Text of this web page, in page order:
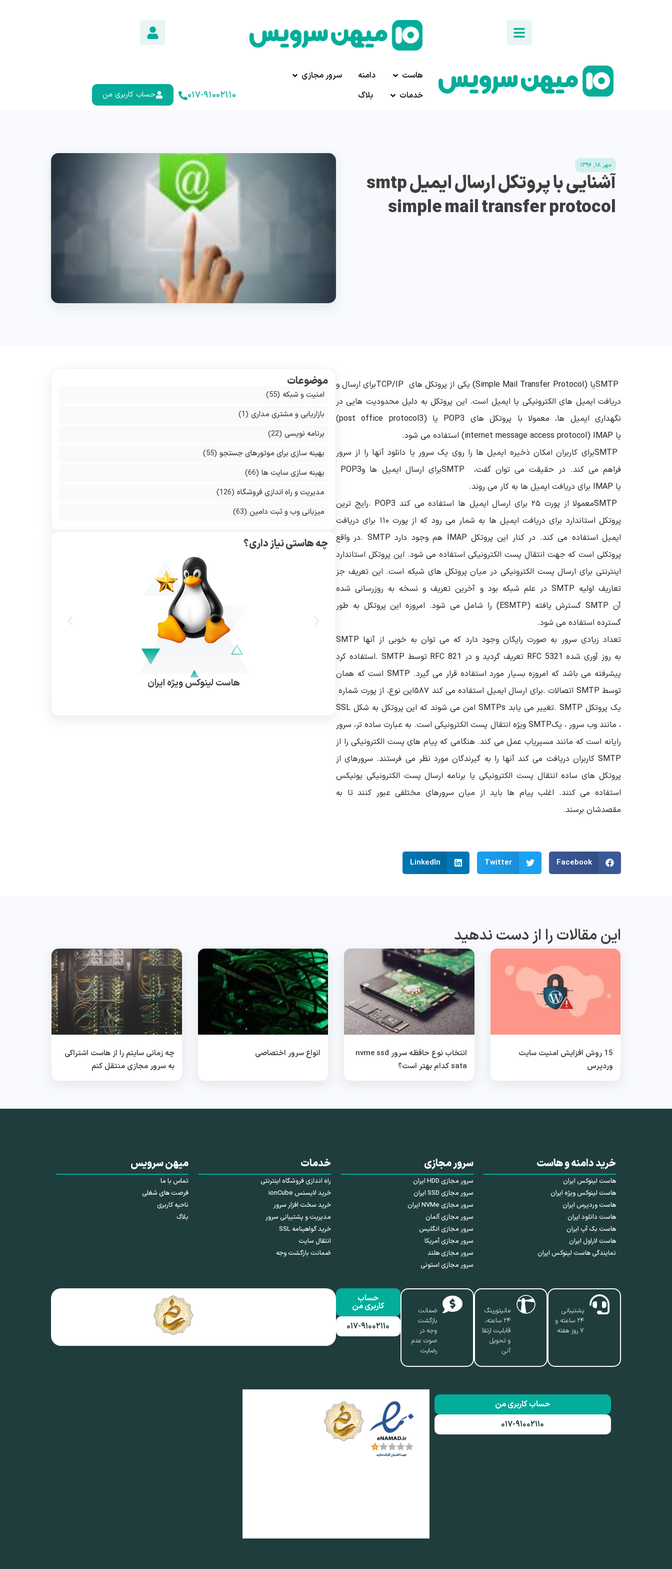
هاست دامنه
سرور مجازی
خدمات
بلاگ ۰۱۷-۹۱۰۰۲۱۱۰ حساب کاربری من
مهر ۱۸, ۱۳۹۶
آشنایی با پروتکل ارسال ایمیل smtp
simple mail transfer protocol
SMTPیا (Simple Mail Transfer Protocol) یکی از پروتکل های TCP/IPبرای ارسال و
دریافت ایمیل های الکترونیکی یا ایمیل است. این پروتکل به دلیل محدودیت هایی در
نگهداری ایمیل ها، معمولا با پروتکل های POP3 یا(post office protocol3)
یا (internet message access protocol) IMAP استفاده می شود.
SMTPبرای کاربران امکان ذخیره ایمیل ها را روی یک سرور یا دانلود آنها را از سرور
فراهم می کند. در حقیقت می توان گفت،
SMTPبرای ارسال ایمیل ها وPOP3
یا IMAP برای دریافت ایمیل ها به کار می روند.
SMTPمعمولا از پورت ۲۵ برای ارسال ایمیل ها استفاده می کند . POP3رایج ترین
پروتکل استاندارد برای دریافت ایمیل ها به شمار می رود که از پورت ۱۱۰ برای دریافت
ایمیل استفاده می کند. در کنار این پروتکلIMAP هم وجود دارد. SMTPدر واقع
پروتکلی است که جهت انتقال پست الکترونیکی استفاده می شود. این پروتکل استاندارد
اینترنتی برای ارسال پست الکترونیکی در میان پروتکل های شبکه است. این تعریف جز
تعاریف اولیه SMTP در علم شبکه بود و آخرین تعریف و نسخه به روزرسانی شده
آنSMTP گسترش یافته (ESMTP) را شامل می شود. امروزه این پروتکل به طور
گسترده استفاده می شود.
تعداد زیادی سرور به صورت رایگان وجود دارد که می توان به خوبی از آنها
استفاده کرد. SMTP توسطRFC 821 تعریف گردید و درRFC 5321به روز آوری شده
است که همان SMTP پیشرفته می باشد که امروزه بسیار مورد استفاده قرار می گیرد.
این نوع، از پورت شماره۵۸۷ برای ارسال ایمیل استفاده می کند.اتصالات SMTPتوسط
SSL امن می شوند که این پروتکل به شکل SMTPs تغییر می یابد. SMTPیک پروتکل
ویژه انتقال پست الکترونیکی است. به عبارت ساده تر، سرورSMTP، مانند وب سرور ، یک
رایانه است که مانند مسیریاب عمل می کند. هنگامی که پیام های پست الکترونیکی را از
کاربران دریافت می کند آنها را به گیرندگان مورد نظر می فرستند. سرورهایSMTP
از
پروتکل های ساده انتقال پست الکترونیکی یا برنامه ارسال پست الکترونیکی یونیکس
استفاده می کنند. اغلب پیام ها باید از میان سرورهای مختلفی عبور کنند تا به
مقصدشان برسند.
Facebook
Twitter
LinkedIn
موضوعات
امنیت و شبکه (55)
بازاریابی و مشتری مداری (1)
برنامه نویسی (22)
بهینه سازی برای موتورهای جستجو (55)
بهینه سازی سایت ها (66)
مدیریت و راه اندازی فروشگاه (126)
میزبانی وب و ثبت دامین (63)
چه هاستی نیاز داری؟
هاست لینوکس ویژه ایران
این مقالات را از دست ندهید
15 روش افزایش امنیت سایت
وردپرس
انتخاب نوع حافظه سرور nvme ssd
sata کدام بهتر است؟
انواع سرور اختصاصی
چه زمانی سایتم را از هاست اشتراکی
به سرور مجازی منتقل کنم
خرید دامنه و هاست
هاست لینوکس ایران
هاست لینوکس ویژه ایران
هاست وردپرس ایران
هاست دانلود ایران
هاست بک آپ ایران
هاست لاراول ایران
نمایندگی هاست لینوکس ایران
سرور مجازی
سرور مجازی HDD ایران
سرور مجازی SSD ایران
سرور مجازی NVMe ایران
سرور مجازی آلمان
سرور مجازی انگلیس
سرور مجازی آمریکا
سرور مجازی هلند
سرور مجازی استونی
خدمات
راه اندازی فروشگاه اینترنتی
خرید لایسنس ionCube
خرید سخت افزار سرور
مدیریت و پشتیبانی سرور
خرید گواهینامه SSL
انتقال سایت
ضمانت بازگشت وجه
میهن سرویس
تماس با ما
فرصت های شغلی
ناحیه کاربری
بلاگ
پشتیبانی
۲۴ ساعته و
۷ روز هفته
مانیتورینگ
۲۴ ساعته،
قابلیت ارتقا
و تحویل
آنی
ضمانت
بازگشت
وجه در
صوت عدم
رضایت
حساب
کاربری من
۰۱۷-۹۱۰۰۲۱۱۰
حساب کاربری من
۰۱۷-۹۱۰۰۲۱۱۰